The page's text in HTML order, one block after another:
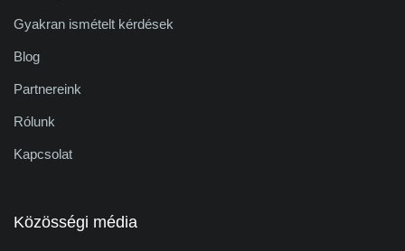
Gyakran ismételt kérdések
Blog
Partnereink
Rólunk
Kapcsolat
Közösségi média